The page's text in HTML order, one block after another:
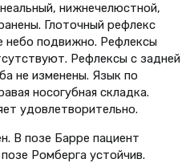
нижнечелюстной,
Глоточный рефлекс
небо подвижно. Рефлексы
Рефлексы с задней
не изменены. Язык по
носогубная складка.
удовлетворительно.
В позе Барре пациент
Ромберга устойчив.